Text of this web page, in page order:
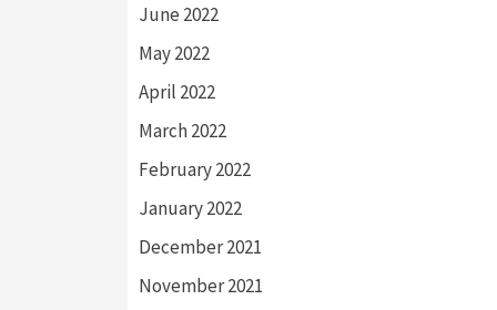
June 2022
May 2022
April 2022
March 2022
February 2022
January 2022
December 2021
November 2021